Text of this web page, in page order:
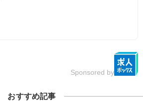
Sponsored by
おすすめ記事